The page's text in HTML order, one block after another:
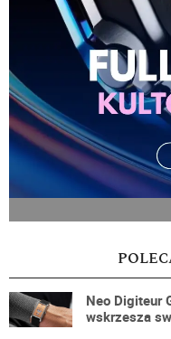
Neo Digiteur
wskrzesza